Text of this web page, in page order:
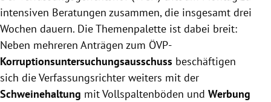
Untermenü
Untermenü
Untermenü
intensiven Beratungen zusammen, die insgesamt drei
Wochen dauern. Die Themenpalette ist dabei breit:
Neben mehreren Anträgen zum ÖVP-
Korruptionsuntersuchungsausschuss beschäftigen
sich die Verfassungsrichter weiters mit der
Schweinehaltung mit Vollspaltenböden und Werbung